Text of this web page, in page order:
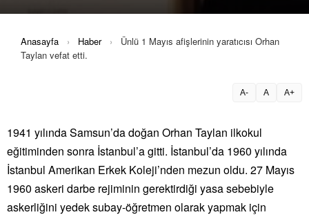
Anasayfa › Haber ›
Ünlü 1 Mayıs afişlerinin yaratıcısı Orhan
Taylan vefat etti.
A- A A+
1941 yılında Samsun’da doğan Orhan Taylan ilkokul
eğitiminden sonra İstanbul’a gitti. İstanbul’da 1960 yılında
İstanbul Amerikan Erkek Koleji’nden mezun oldu. 27 Mayıs
1960 askeri darbe rejiminin gerektirdiği yasa sebebiyle
askerliğini yedek subay-öğretmen olarak yapmak için